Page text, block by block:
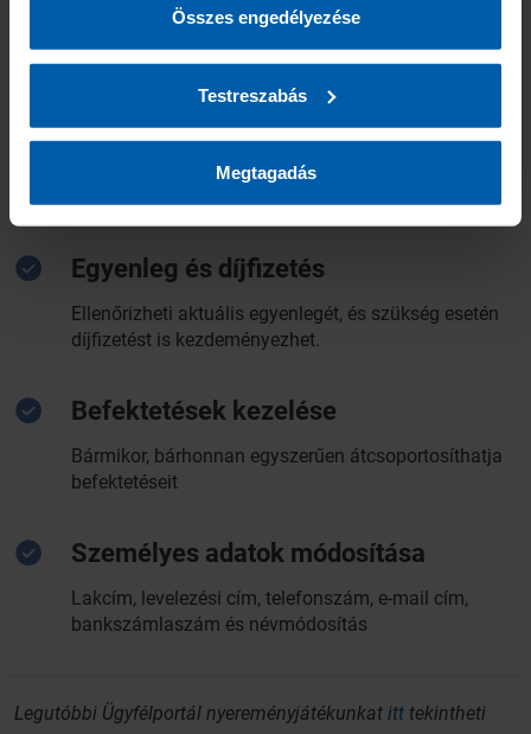
megjelenítése” gombra kattintva bármikor dönthet arról,
hogy milyen alkalmazásokat szeretne engedélyezni. A
Süti (Cookie) Szabályzatban
Összes engedélyezése
Testreszabás
Megtagadás
Könnyedén letölthet, igényelhet dokumentumokat,
mint például kötvényt, adóigazolást vagy zöldkártyát.
Szerződéses és személyes adatok
Megtekintheti szerződéseit, azok státuszát és
Egyenleg és díjfizetés
Ellenőrizheti aktuális egyenlegét, és szükség esetén
díjfizetést is kezdeményezhet.
Befektetések kezelése
Bármikor, bárhonnan egyszerűen átcsoportosíthatja
befektetéseit
Személyes adatok módosítása
Lakcím, levelezési cím, telefonszám, e-mail cím,
bankszámlaszám és névmódosítás
Legutóbbi Ügyfélportál nyereményjátékunkat itt tekintheti